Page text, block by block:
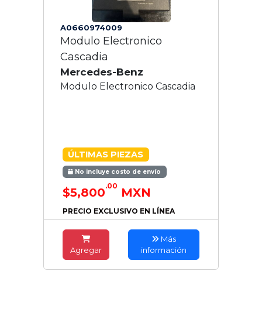
A0660974009
Modulo Electronico
Cascadia
Mercedes-Benz
Modulo Electronico Cascadia
ÚLTIMAS PIEZAS
No incluye costo de envío
$5,800.00 MXN
PRECIO EXCLUSIVO EN LÍNEA
Agregar
Más
información